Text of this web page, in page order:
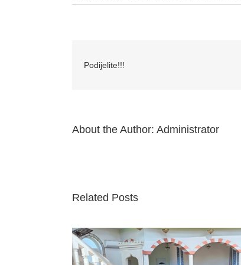
Podijelite!!!
About the Author: Administrator
Related Posts